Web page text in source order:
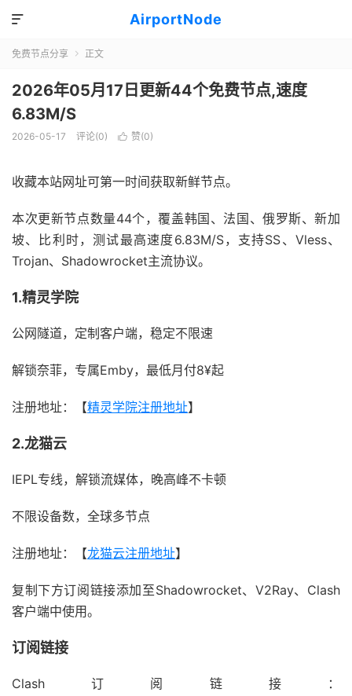
AirportNode

免费节点分享  正文
2026年05月17日更新44个免费节点,速度
6.83M/S
2026-05-17 评论(0)  赞(0)
收藏本站网址可第一时间获取新鲜节点。
本次更新节点数量44个，覆盖韩国、法国、俄罗斯、新加
坡、比利时，测试最高速度6.83M/S，支持SS、Vless、
Trojan、Shadowrocket主流协议。
1.精灵学院
公网隧道，定制客户端，稳定不限速
解锁奈菲，专属Emby，最低月付8¥起
注册地址：【精灵学院注册地址】
2.龙猫云
IEPL专线，解锁流媒体，晚高峰不卡顿
不限设备数，全球多节点
注册地址：【龙猫云注册地址】
复制下方订阅链接添加至Shadowrocket、V2Ray、Clash
客户端中使用。
订阅链接
Clash订阅链接：